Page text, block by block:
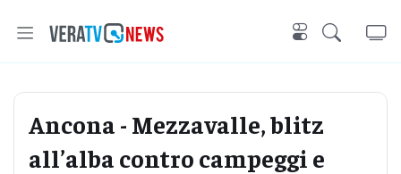
Ancona - Mezzavalle, blitz
all’alba contro campeggi e